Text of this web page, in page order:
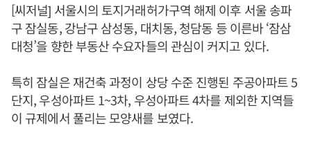
[씨저널] 서울시의 토지거래허가구역 해제 이후 서울 송파
구 잠실동, 강남구 삼성동, 대치동, 청담동 등 이른바 ‘잠삼
대청’을 향한 부동산 수요자들의 관심이 커지고 있다.
특히 잠실은 재건축 과정이 상당 수준 진행된 주공아파트 5
단지, 우성아파트 1~3차, 우성아파트 4차를 제외한 지역들
이 규제에서 풀리는 모양새를 보였다.